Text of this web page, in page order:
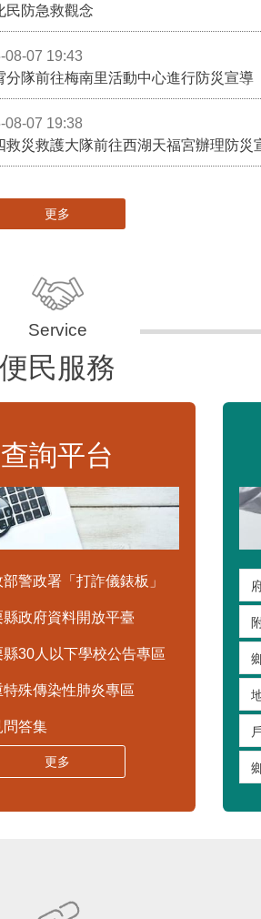
民防急救觀念
08-07 19:43
分隊前往梅南里活動中心進行防災宣導
08-07 19:38
救災救護大隊前往西湖天福宮辦理防災
更多
便民服務
查詢平台
部警政署「打詐儀錶板」
縣政府資料開放平臺
縣30人以下學校公告專區
特殊傳染性肺炎專區
問答集
更多